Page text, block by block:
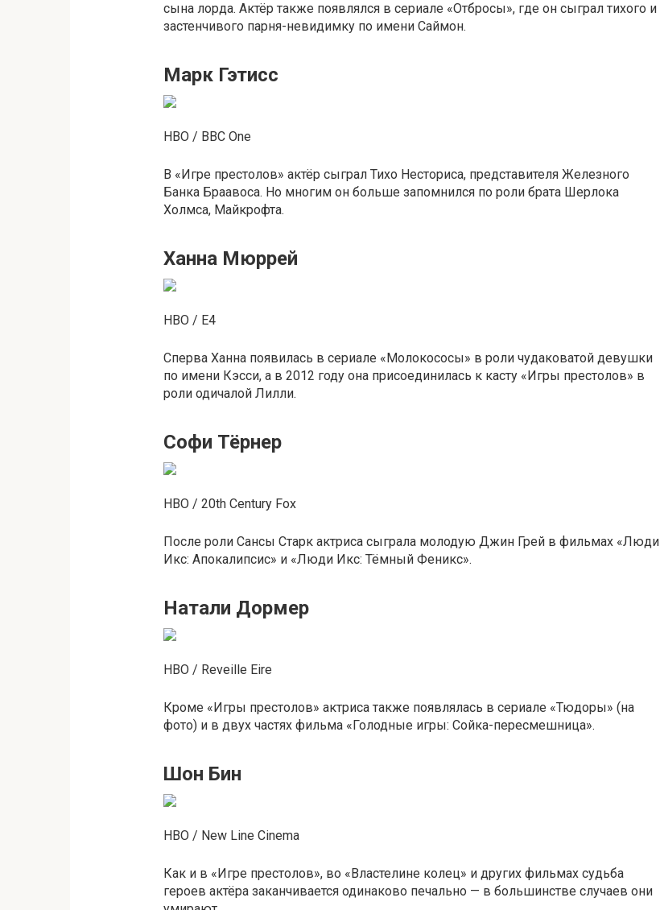
сына лорда. Актёр также появлялся в сериале «Отбросы», где он сыграл тихого и
застенчивого парня-невидимку по имени Саймон.
Марк Гэтисс
HBO / BBC One
В «Игре престолов» актёр сыграл Тихо Несториса, представителя Железного
Банка Браавоса. Но многим он больше запомнился по роли брата Шерлока
Холмса, Майкрофта.
Ханна Мюррей
HBO / E4
Сперва Ханна появилась в сериале «Молокососы» в роли чудаковатой девушки
по имени Кэсси, а в 2012 году она присоединилась к касту «Игры престолов» в
роли одичалой Лилли.
Софи Тёрнер
HBO / 20th Century Fox
После роли Сансы Старк актриса сыграла молодую Джин Грей в фильмах «Люди
Икс: Апокалипсис» и «Люди Икс: Тёмный Феникс».
Натали Дормер
HBO / Reveille Eire
Кроме «Игры престолов» актриса также появлялась в сериале «Тюдоры» (на
фото) и в двух частях фильма «Голодные игры: Сойка-пересмешница».
Шон Бин
HBO / New Line Cinema
Как и в «Игре престолов», во «Властелине колец» и других фильмах судьба
героев актёра заканчивается одинаково печально — в большинстве случаев они